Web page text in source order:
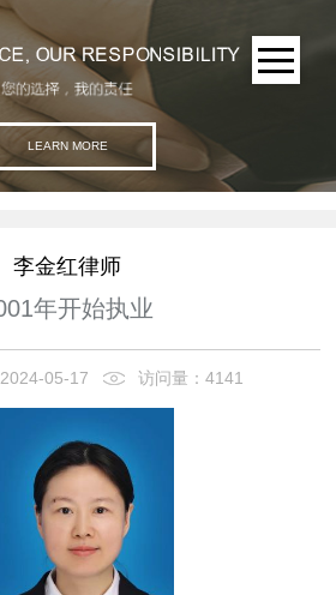
LEARN MORE
李金红律师
年开始执业
05-17 访问量：4141